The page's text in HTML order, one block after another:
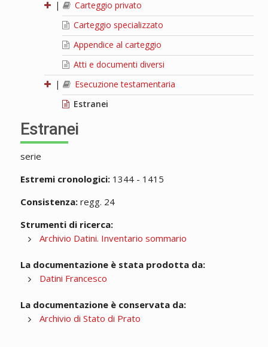
|
Carteggio privato
Carteggio specializzato
Appendice al carteggio
Atti e documenti diversi
|
Esecuzione testamentaria
Estranei
Estranei
serie
Estremi cronologici:1344 - 1415
Consistenza:regg. 24
Strumenti di ricerca:
Archivio Datini. Inventario sommario
La documentazione è stata prodotta da:
Datini Francesco
La documentazione è conservata da:
Archivio di Stato di Prato